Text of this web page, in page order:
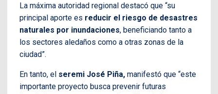
La máxima autoridad regional destacó que “su
principal aporte es reducir el riesgo de desastres
naturales por inundaciones, beneficiando tanto a
los sectores aledaños como a otras zonas de la
ciudad”.
En tanto, el seremi José Piña, manifestó que “este
importante proyecto busca prevenir futuras